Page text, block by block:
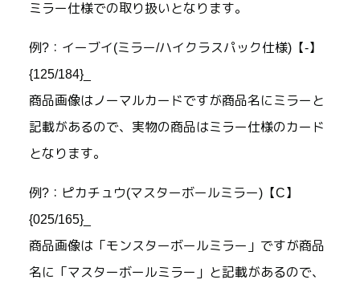
ミラー仕様での取り扱いとなります。
例?：イーブイ(ミラー/ハイクラスパック仕様)【-】
{125/184}_
商品画像はノーマルカードですが商品名にミラーと
記載があるので、実物の商品はミラー仕様のカード
となります。
例?：ピカチュウ(マスターボールミラー)【C】
{025/165}_
商品画像は「モンスターボールミラー」ですが商品
名に「マスターボールミラー」と記載があるので、